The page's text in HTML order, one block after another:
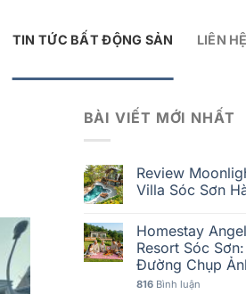
TIN TỨC BẤT ĐỘNG SẢN LIÊN HỆ
BÀI VIẾT MỚI NHẤT
Review
Villa Sóc Sơn
Homestay Angel
Resort Sóc
Đường Chụp
816Bình luận